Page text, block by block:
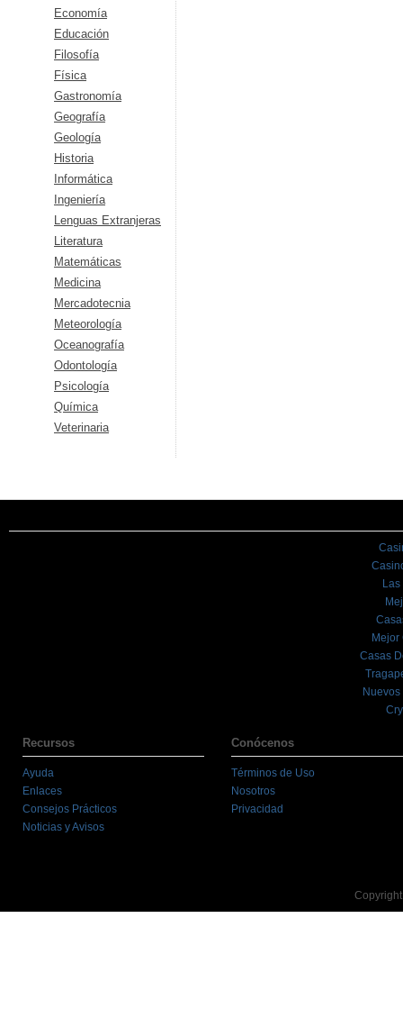
Economía
Educación
Filosofía
Física
Gastronomía
Geografía
Geología
Historia
Informática
Ingeniería
Lenguas Extranjeras
Literatura
Matemáticas
Medicina
Mercadotecnia
Meteorología
Oceanografía
Odontología
Psicología
Química
Veterinaria
Mejor
Casas
Recursos
Ayuda
Enlaces
Consejos Prácticos
Noticias y Avisos
Conócenos
Términos de Uso
Nosotros
Privacidad